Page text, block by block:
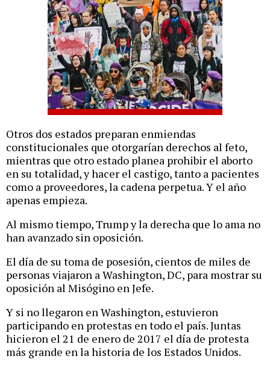
Otros dos estados preparan enmiendas
constitucionales que otorgarían derechos al feto,
mientras que otro estado planea prohibir el aborto
en su totalidad, y hacer el castigo, tanto a pacientes
como a proveedores, la cadena perpetua. Y el año
apenas empieza.
Al mismo tiempo, Trump y la derecha que lo ama no
han avanzado sin oposición.
El día de su toma de posesión, cientos de miles de
personas viajaron a Washington, DC, para mostrar su
oposición al Misógino en Jefe.
Y si no llegaron en Washington, estuvieron
participando en protestas en todo el país. Juntas
hicieron el 21 de enero de 2017 el día de protesta
más grande en la historia de los Estados Unidos.